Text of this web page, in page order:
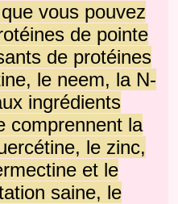
vous pouvez
de pointe
de protéines
le neem, la N-
ingrédients
comprennent la
le zinc,
et le
saine, le